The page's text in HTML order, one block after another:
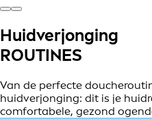
Huidverjonging
ROUTINES
Van de perfecte
huidverjonging: dit is je
comfortabele, gezond